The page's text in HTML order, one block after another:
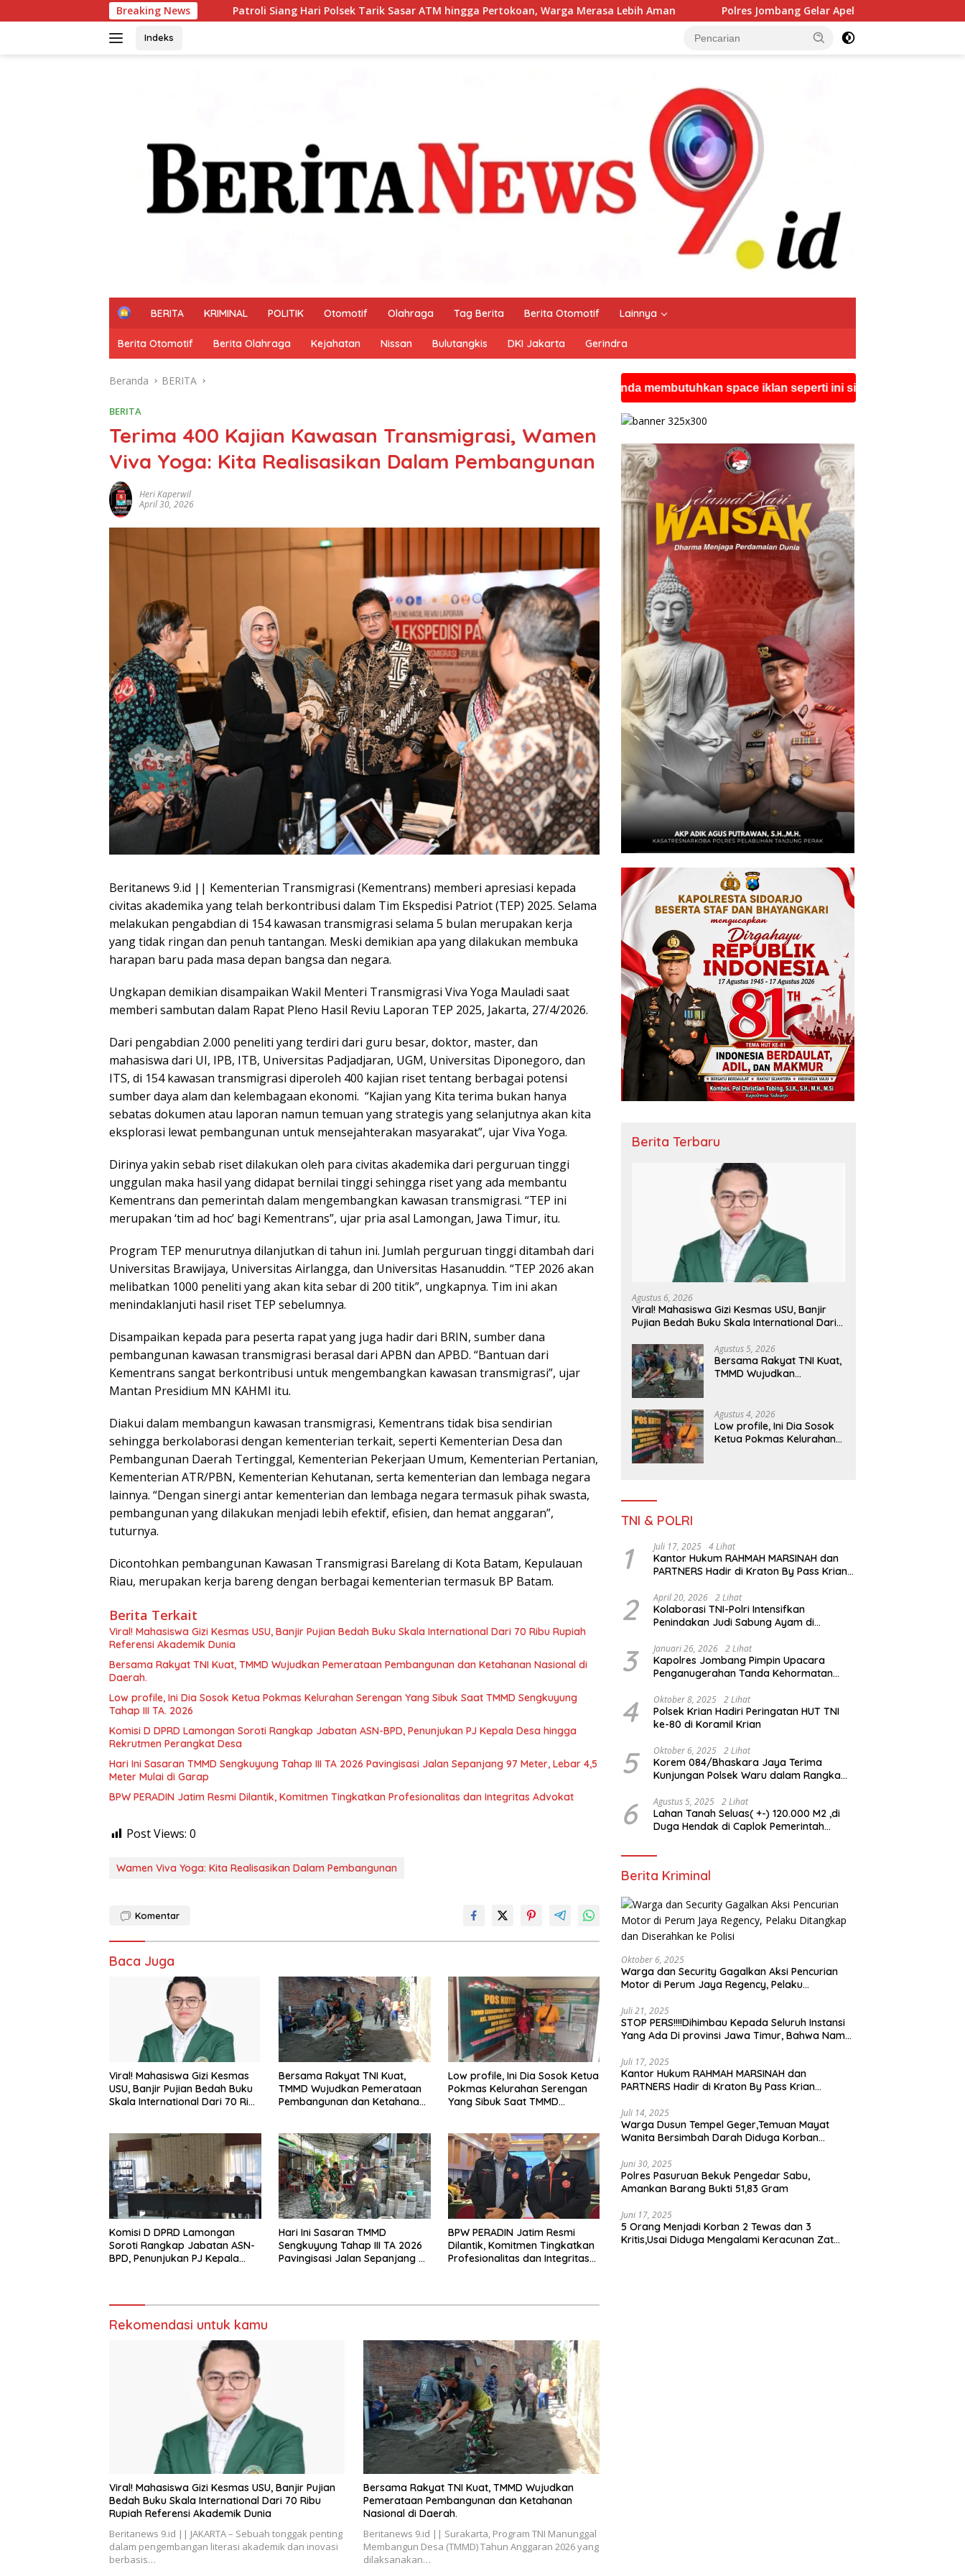
ke
Breaking News
Patroli Siang Hari Polsek Tarik Sasar ATM hingga Pertokoan, Warga Merasa Lebih Aman Polres Jombang Gelar Apel Siaga Bencana, Perkuat Kolaborasi
Indeks
H
m
e
BERITA KRIMINAL POLITIK Otomotif Olahraga Tag Berita Berita Otomotif Lainnya
Berita Otomotif Berita Olahraga Kejahatan Nissan Bulutangkis DKI Jakarta Gerindra
Beranda BERITA
BERITA
Terima 400 Kajian Kawasan Transmigrasi, Wamen
Viva Yoga: Kita Realisasikan Dalam Pembangunan
Heri Kaperwil
April 30, 2026
Beritanews 9.id || Kementerian Transmigrasi (Kementrans) memberi apresiasi kepada
civitas akademika yang telah berkontribusi dalam Tim Ekspedisi Patriot (TEP) 2025. Selama
melakukan pengabdian di 154 kawasan transmigrasi selama 5 bulan merupakan kerja
yang tidak ringan dan penuh tantangan. Meski demikian apa yang dilakukan membuka
harapan baru pada masa depan bangsa dan negara.
Ungkapan demikian disampaikan Wakil Menteri Transmigrasi Viva Yoga Mauladi saat
memberi sambutan dalam Rapat Pleno Hasil Reviu Laporan TEP 2025, Jakarta, 27/4/2026.
Dari pengabdian 2.000 peneliti yang terdiri dari guru besar, doktor, master, dan
mahasiswa dari UI, IPB, ITB, Universitas Padjadjaran, UGM, Universitas Diponegoro, dan
ITS, di 154 kawasan transmigrasi diperoleh 400 kajian riset tentang berbagai potensi
sumber daya alam dan kelembagaan ekonomi. “Kajian yang Kita terima bukan hanya
sebatas dokumen atau laporan namun temuan yang strategis yang selanjutnya akan kita
eksplorasi lewat pembangunan untuk mensejahterakan masyarakat”, ujar Viva Yoga.
Dirinya yakin sebab riset dilakukan oleh para civitas akademika dari perguruan tinggi
unggulan maka hasil yang didapat bernilai tinggi sehingga riset yang ada membantu
Kementrans dan pemerintah dalam mengembangkan kawasan transmigrasi. “TEP ini
merupakan ‘tim ad hoc’ bagi Kementrans”, ujar pria asal Lamongan, Jawa Timur, itu.
Program TEP menurutnya dilanjutkan di tahun ini. Jumlah perguruan tinggi ditambah dari
Universitas Brawijaya, Universitas Airlangga, dan Universitas Hasanuddin. “TEP 2026 akan
melibatkan 1000 peneliti yang akan kita sebar di 200 titik”, ungkapnya. Tim ini akan
menindaklanjuti hasil riset TEP sebelumnya.
Disampaikan kepada para peserta rapat yang juga hadir dari BRIN, sumber dana
pembangunan kawasan transmigrasi berasal dari APBN dan APBD. “Bantuan dari
Kementrans sangat berkontribusi untuk mengembangkan kawasan transmigrasi”, ujar
Mantan Presidium MN KAHMI itu.
Diakui dalam membangun kawasan transmigrasi, Kementrans tidak bisa sendirian
sehingga berkolaborasi dengan kementerian terkait, seperti Kementerian Desa dan
Pembangunan Daerah Tertinggal, Kementerian Pekerjaan Umum, Kementerian Pertanian,
Kementerian ATR/PBN, Kementerian Kehutanan, serta kementerian dan lembaga negara
lainnya. “Dengan sinergi antar kementerian dan lembaga negara termasuk pihak swasta,
pembangunan yang dilakukan menjadi lebih efektif, efisien, dan hemat anggaran”,
tuturnya.
Dicontohkan pembangunan Kawasan Transmigrasi Barelang di Kota Batam, Kepulauan
Riau, merupakan kerja bareng dengan berbagai kementerian termasuk BP Batam.
Berita Terkait
Viral! Mahasiswa Gizi Kesmas USU, Banjir Pujian Bedah Buku Skala International Dari 70 Ribu Rupiah
Referensi Akademik Dunia
Bersama Rakyat TNI Kuat, TMMD Wujudkan Pemerataan Pembangunan dan Ketahanan Nasional di
Daerah.
Low profile, Ini Dia Sosok Ketua Pokmas Kelurahan Serengan Yang Sibuk Saat TMMD Sengkuyung
Tahap III TA. 2026
Komisi D DPRD Lamongan Soroti Rangkap Jabatan ASN-BPD, Penunjukan PJ Kepala Desa hingga
Rekrutmen Perangkat Desa
Hari Ini Sasaran TMMD Sengkuyung Tahap III TA 2026 Pavingisasi Jalan Sepanjang 97 Meter, Lebar 4,5
Meter Mulai di Garap
BPW PERADIN Jatim Resmi Dilantik, Komitmen Tingkatkan Profesionalitas dan Integritas Advokat
Post Views: 0
Wamen Viva Yoga: Kita Realisasikan Dalam Pembangunan
Komentar
Baca Juga
Viral! Mahasiswa Gizi Kesmas
USU, Banjir Pujian Bedah Buku
Skala International Dari 70 Ribu
Bersama Rakyat TNI Kuat,
TMMD Wujudkan Pemerataan
Pembangunan dan Ketahanan
Low profile, Ini Dia Sosok Ketua
Pokmas Kelurahan Serengan
Yang Sibuk Saat TMMD
Komisi D DPRD Lamongan
Soroti Rangkap Jabatan ASN-
BPD, Penunjukan PJ Kepala
Hari Ini Sasaran TMMD
Sengkuyung Tahap III TA 2026
Pavingisasi Jalan Sepanjang 97
BPW PERADIN Jatim Resmi
Dilantik, Komitmen Tingkatkan
Profesionalitas dan Integritas
Rekomendasi untuk kamu
Viral! Mahasiswa Gizi Kesmas USU, Banjir Pujian
Bedah Buku Skala International Dari 70 Ribu
Rupiah Referensi Akademik Dunia
Beritanews 9.id || JAKARTA – Sebuah tonggak penting
dalam pengembangan literasi akademik dan inovasi
berbasis…
Bersama Rakyat TNI Kuat, TMMD Wujudkan
Pemerataan Pembangunan dan Ketahanan
Nasional di Daerah.
Beritanews 9.id || Surakarta, Program TNI Manunggal
Membangun Desa (TMMD) Tahun Anggaran 2026 yang
dilaksanakan…
Jika anda membutuhkan space iklan seperti ini silahkan hubungi watsapp
Berita Terbaru
Agustus 6, 2026
Viral! Mahasiswa Gizi Kesmas USU, Banjir
Pujian Bedah Buku Skala International Dari
Agustus 5, 2026
Bersama Rakyat TNI Kuat,
TMMD Wujudkan
Ketahanan Nasional di
Daerah.
Agustus 4, 2026
Low profile, Ini Dia Sosok
Ketua Pokmas Kelurahan
TNI & POLRI
1 Juli 17, 2025 4 Lihat
Kantor Hukum RAHMAH MARSINAH dan
PARTNERS Hadir di Kraton By Pass Krian
2 April 20, 2026 2 Lihat
Kolaborasi TNI-Polri Intensifkan
Penindakan Judi Sabung Ayam di
3 Januari 26, 2026 2 Lihat
Kapolres Jombang Pimpin Upacara
Penganugerahan Tanda Kehormatan
Polri
4 Oktober 8, 2025 2 Lihat
Polsek Krian Hadiri Peringatan HUT TNI
ke-80 di Koramil Krian
5 Oktober 6, 2025 2 Lihat
Korem 084/Bhaskara Jaya Terima
Kunjungan Polsek Waru dalam Rangka
6 Agustus 5, 2025 2 Lihat
Lahan Tanah Seluas( +-) 120.000 M2 ,di
Duga Hendak di Caplok Pemerintah
Berita Kriminal
Oktober 6, 2025
Warga dan Security Gagalkan Aksi Pencurian
Motor di Perum Jaya Regency, Pelaku
Juli 21, 2025
STOP PERS!!!!Dihimbau Kepada Seluruh Instansi
Yang Ada Di provinsi Jawa Timur, Bahwa Nama
Beritanews9.id
Juli 17, 2025
Kantor Hukum RAHMAH MARSINAH dan
PARTNERS Hadir di Kraton By Pass Krian
Juli 14, 2025
Warga Dusun Tempel Geger,Temuan Mayat
Wanita Bersimbah Darah Diduga Korban
Juni 30, 2025
Polres Pasuruan Bekuk Pengedar Sabu,
Amankan Barang Bukti 51,83 Gram
Juni 17, 2025
5 Orang Menjadi Korban 2 Tewas dan 3
Kritis,Usai Diduga Mengalami Keracunan Zat